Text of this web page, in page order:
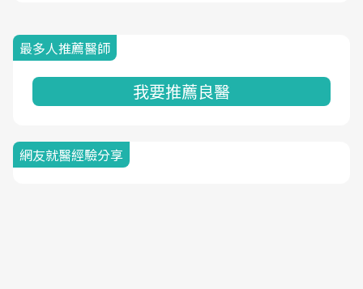
最多人推薦醫師
我要推薦良醫
網友就醫經驗分享